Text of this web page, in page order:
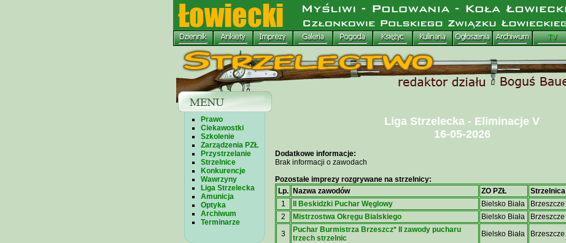
Prawo
Ciekawostki
Szkolenie
Zarządzenia PZŁ
Przystrzelanie
Strzelnice
Konkurencje
Wawrzyny
Liga Strzelecka
Amunicja
Optyka
Archiwum
Terminarze
Liga Strzelecka - Eliminacje V
16-05-2026
Dodatkowe informacje:
Brak informacji o zawodach
Pozostałe imprezy rozgrywane na strzelnicy:
Lp.
Nazwa zawodów ZO PZŁ Strzelnica
1
II Beskidzki Puchar Węglowy Bielsko Biała Brzeszcze
2
Mistrzostwa Okręgu Bialskiego Bielsko Biała Brzeszcze
3
Puchar Burmistrza Brzeszcz* II zawody pucharu
trzech strzelnic
Bielsko Biała Brzeszcze